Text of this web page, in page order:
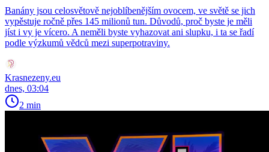
Banány jsou celosvětově nejoblíbenějším ovocem, ve světě se jich
vypěstuje ročně přes 145 milionů tun. Důvodů, proč byste je měli
jíst i vy je vícero. A neměli byste vyhazovat ani slupku, i ta se řadí
podle výzkumů vědců mezi superpotraviny.
Krasnezeny.eu
dnes, 03:04
2 min